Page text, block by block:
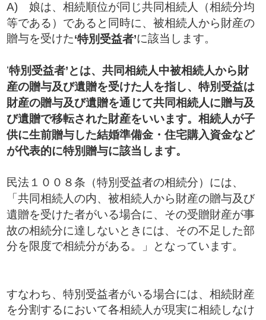
A) 娘は、相続順位が同じ共同相続人（相続分均
等である）であると同時に、被相続人から財産の
贈与を受けた‘特別受益者’に該当します。
​‘特別受益者’とは、共同相続人中被相続人から財
産の贈与及び遺贈を受けた人を指し、特別受益は
財産の贈与及び遺贈を通じて共同相続人に贈与及
び遺贈で移転された財産をいいます。相続人が子
供に生前贈与した結婚準備金・住宅購入資金など
が代表的に特別贈与に該当します。
​民法１００８条（特別受益者の相続分）には、
「共同相続人の内、被相続人から財産の贈与及び
遺贈を受けた者がいる場合に、その受贈財産が事
故の相続分に達しないときには、その不足した部
分を限度で相続分がある。」となっています。
すなわち、特別受益者がいる場合には、相続財産
を分割するにおいて各相続人が現実に相続しなけ